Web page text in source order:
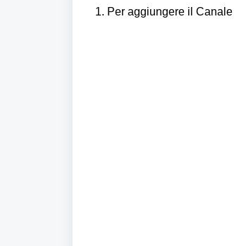
1. Per aggiungere il